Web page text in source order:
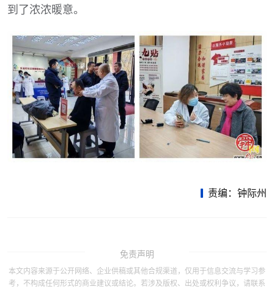
到了浓浓暖意。
责编：钟际州
免责声明
本文内容来源于公开网络、企业供稿或其他合规渠道，仅用于信息交流与学习参
考，不构成任何形式的商业建议或结论。若涉及版权、出处或权利争议，请联系